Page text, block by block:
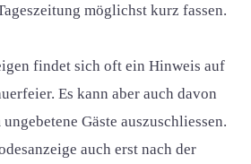
möglichst kurz fassen.
findet sich oft ein Hinweis auf
Es kann aber auch davon
Gäste auszuschliessen.
auch erst nach der